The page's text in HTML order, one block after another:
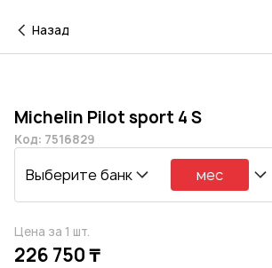
Назад
Michelin Pilot sport 4 S
Код: 7516829
Выберите банк мес
Цена за 1 шт.
226 750 ₸